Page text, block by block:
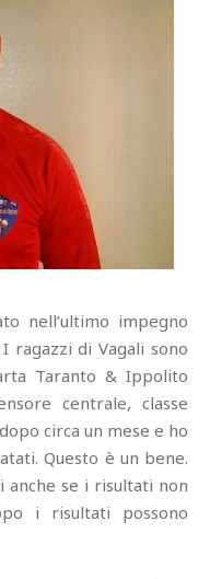
nell’ultimo impegno
ragazzi di Vagali sono
Taranto & Ippolito
centrale, classe
circa un mese e ho
Questo è un bene.
anche se i risultati non
i risultati possono